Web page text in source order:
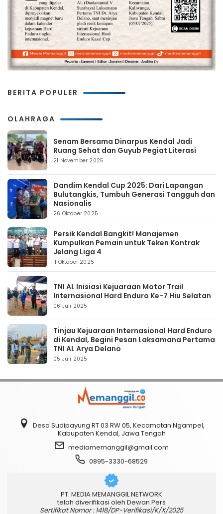
BERITA POPULER
OLAHRAGA
Senam Bersama Dinarpus Kendal Jadi
Ruang Sehat dan Guyub Pegiat Literasi
21 November 2025
Dandim Kendal Cup 2025: Dari Lapangan
Bulutangkis, Tumbuh Generasi Tangguh dan
Nasionalis
26 Oktober 2025
Persik Kendal Bangkit! Manajemen
Kumpulkan Pemain untuk Teken Kontrak
Jelang Liga 4
11 Oktober 2025
TNI AL Inisiasi Kejuaraan Motor Trail
Internasional Hard Enduro Ke-7 Hiu Selatan
06 Juli 2025
Tinjau Kejuaraan Internasional Hard Enduro
di Kendal, Begini Pesan Laksamana Pertama
TNI AL Arya Delano
05 Juli 2025
Desa Sudipayung RT 03 RW 05, Kecamatan Ngampel,
Kabupaten Kendal, Jawa Tengah
mediamemanggil@gmail.com
0895-3330-68529
PT. MEDIA MEMANGGIL NETWORK
telah diverifikasi oleh Dewan Pers
Sertifikat Nomor : 1418/DP-Verifikasi/K/X/2025